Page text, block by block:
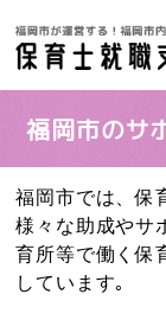
福岡市のサ
福岡市では、保
様々な助成やサ
育所等で働く保
しています｡